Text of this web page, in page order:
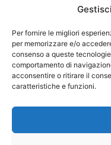
Per fornire le migliori
per memorizzare e/o
consenso a queste
comportamento di
acconsentire o ritirare il
caratteristiche e funzioni.